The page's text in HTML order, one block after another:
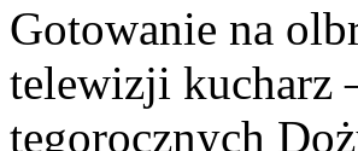
Gotowanie na
telewizji kucharz
tegorocznych